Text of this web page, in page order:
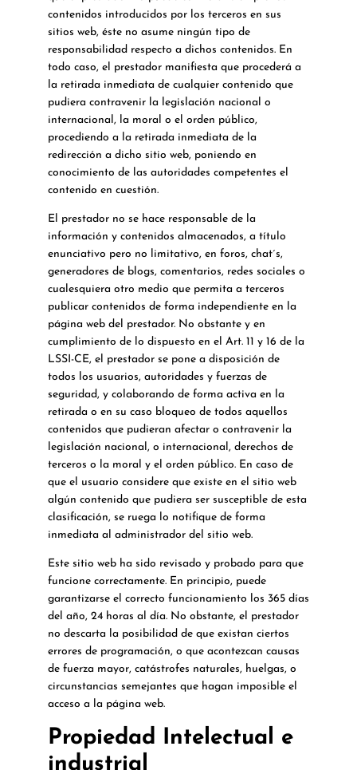
contenidos introducidos por los terceros en sus
sitios web, éste no asume ningún tipo de
responsabilidad respecto a dichos contenidos. En
todo caso, el prestador manifiesta que procederá a
la retirada inmediata de cualquier contenido que
pudiera contravenir la legislación nacional o
internacional, la moral o el orden público,
procediendo a la retirada inmediata de la
redirección a dicho sitio web, poniendo en
conocimiento de las autoridades competentes el
contenido en cuestión.
El prestador no se hace responsable de la
información y contenidos almacenados, a título
enunciativo pero no limitativo, en foros, chat´s,
generadores de blogs, comentarios, redes sociales o
cualesquiera otro medio que permita a terceros
publicar contenidos de forma independiente en la
página web del prestador. No obstante y en
cumplimiento de lo dispuesto en el Art. 11 y 16 de la
LSSI-CE, el prestador se pone a disposición de
todos los usuarios, autoridades y fuerzas de
seguridad, y colaborando de forma activa en la
retirada o en su caso bloqueo de todos aquellos
contenidos que pudieran afectar o contravenir la
legislación nacional, o internacional, derechos de
terceros o la moral y el orden público. En caso de
que el usuario considere que existe en el sitio web
algún contenido que pudiera ser susceptible de esta
clasificación, se ruega lo notifique de forma
inmediata al administrador del sitio web.
Este sitio web ha sido revisado y probado para que
funcione correctamente. En principio, puede
garantizarse el correcto funcionamiento los 365 días
del año, 24 horas al día. No obstante, el prestador
no descarta la posibilidad de que existan ciertos
errores de programación, o que acontezcan causas
de fuerza mayor, catástrofes naturales, huelgas, o
circunstancias semejantes que hagan imposible el
acceso a la página web.
Propiedad Intelectual e
industrial